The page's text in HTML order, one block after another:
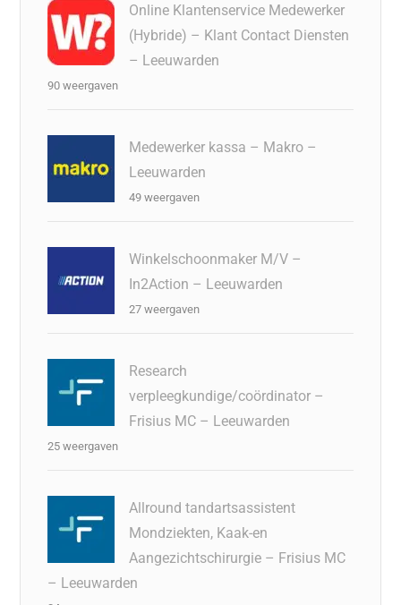
Online Klantenservice Medewerker
(Hybride) – Klant Contact Diensten
– Leeuwarden
90 weergaven
Medewerker kassa – Makro –
Leeuwarden
49 weergaven
Winkelschoonmaker M/V –
In2Action – Leeuwarden
27 weergaven
Research
verpleegkundige/coördinator –
Frisius MC – Leeuwarden
25 weergaven
Allround tandartsassistent
Mondziekten, Kaak-en
Aangezichtschirurgie – Frisius MC
– Leeuwarden